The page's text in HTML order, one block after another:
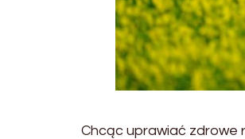
Chcąc uprawiać zdrowe